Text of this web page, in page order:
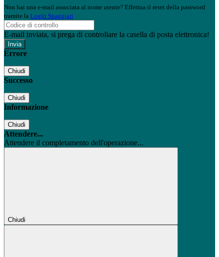
Non hai una e-mail associata al nome utente? Effettua il reset della password
tramite la Login Spaggiari
E-mail inviata, si prega di controllare la casella di posta elettronica!
Errore
Chiudi
Successo
Chiudi
Informazione
Chiudi
Attendere...
Attendere il completamento dell'operazione...
Chiudi